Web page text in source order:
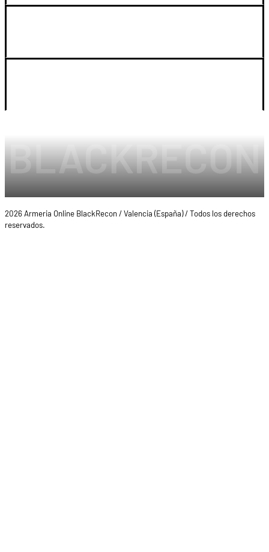
2026 Armeria Online BlackRecon / Valencia (España) / Todos los derechos
reservados.